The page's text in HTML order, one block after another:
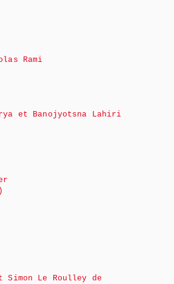
Rami
et Banojyotsna Lahiri
Le Roulley de